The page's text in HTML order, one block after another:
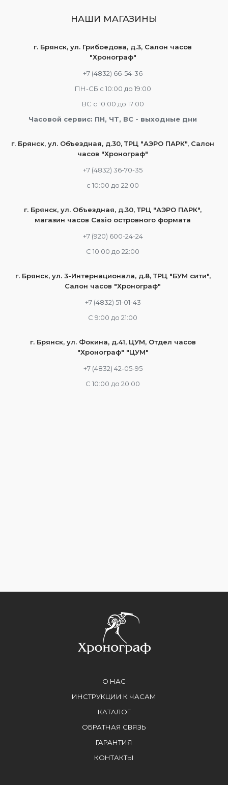
НАШИ МАГАЗИНЫ
г. Брянск, ул. Грибоедова, д.3, Салон часов
"Хронограф"
+7 (4832) 66-54-36
ПН-СБ с 10:00 до 19:00
ВС с 10:00 до 17:00
Часовой сервис: ПН, ЧТ, ВС - выходные дни
г. Брянск, ул. Объездная, д.30, ТРЦ "АЭРО ПАРК", Салон
часов "Хронограф"
+7 (4832) 36-70-35
c 10:00 до 22:00
г. Брянск, ул. Объездная, д.30, ТРЦ "АЭРО ПАРК",
магазин часов Casio островного формата
+7 (920) 600-24-24
С 10:00 до 22:00
г. Брянск, ул. 3-Интернационала, д.8, ТРЦ "БУМ сити",
Салон часов "Хронограф"
+7 (4832) 51-01-43
С 9:00 до 21:00
г. Брянск, ул. Фокина, д.41, ЦУМ, Отдел часов
"Хронограф" "ЦУМ"
+7 (4832) 42-05-95
С 10:00 до 20:00
О НАС
ИНСТРУКЦИИ К ЧАСАМ
КАТАЛОГ
ОБРАТНАЯ СВЯЗЬ
ГАРАНТИЯ
КОНТАКТЫ